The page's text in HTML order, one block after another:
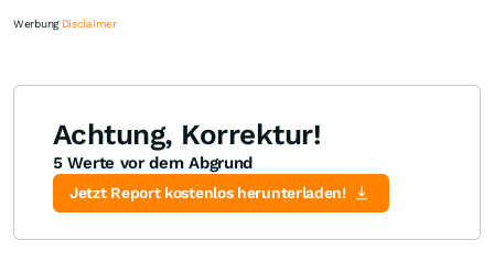
Knock-Out-Suche
Optionsschein-Suche
Zertifikate-Suche
Werbung Disclaimer
Achtung, Korrektur!
5 Werte vor dem Abgrund
Jetzt Report kostenlos herunterladen!